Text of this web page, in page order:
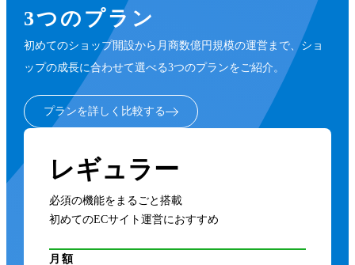
3つのプラン
初めてのショップ開設から月商数億円規模の運営まで、ショ
ップの成長に合わせて選べる3つのプランをご紹介。
プランを詳しく比較する
レギュラー
必須の機能をまるごと搭載
初めてのECサイト運営におすすめ
月額